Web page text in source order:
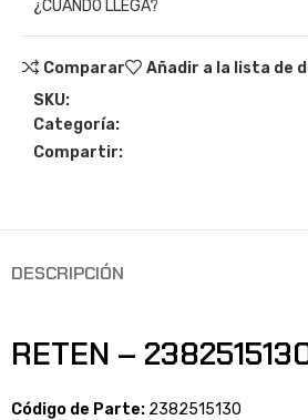
¿CUÁNDO LLEGA?
Comparar
Añadir a la lista de
SKU:
Categoría:
Compartir:
DESCRIPCIÓN
RETEN –
Código de Parte: 2382515130